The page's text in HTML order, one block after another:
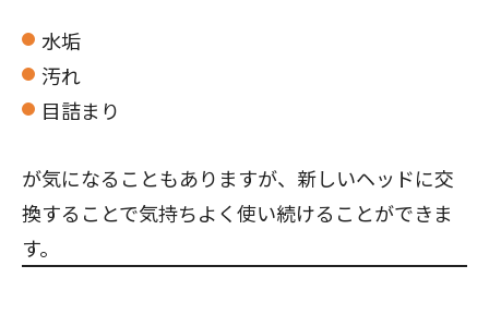
水垢
汚れ
目詰まり
が気になることもありますが、新しいヘッドに交
換することで気持ちよく使い続けることができま
す。